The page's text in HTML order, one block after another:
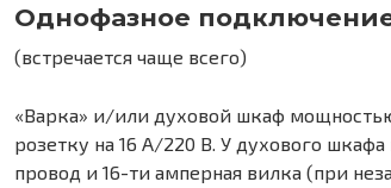
Однофазное
(встречается чаще всего)
«Варка» и/или духовой шкаф
розетку на 16 А/220 В. У духового
провод и 16-ти амперная вилка (при